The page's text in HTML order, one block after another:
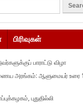
பிரிவுகள்
பாராட்டு விழா
அரங்கம்: ஆளுமையர் உரை
புதுதில்லி